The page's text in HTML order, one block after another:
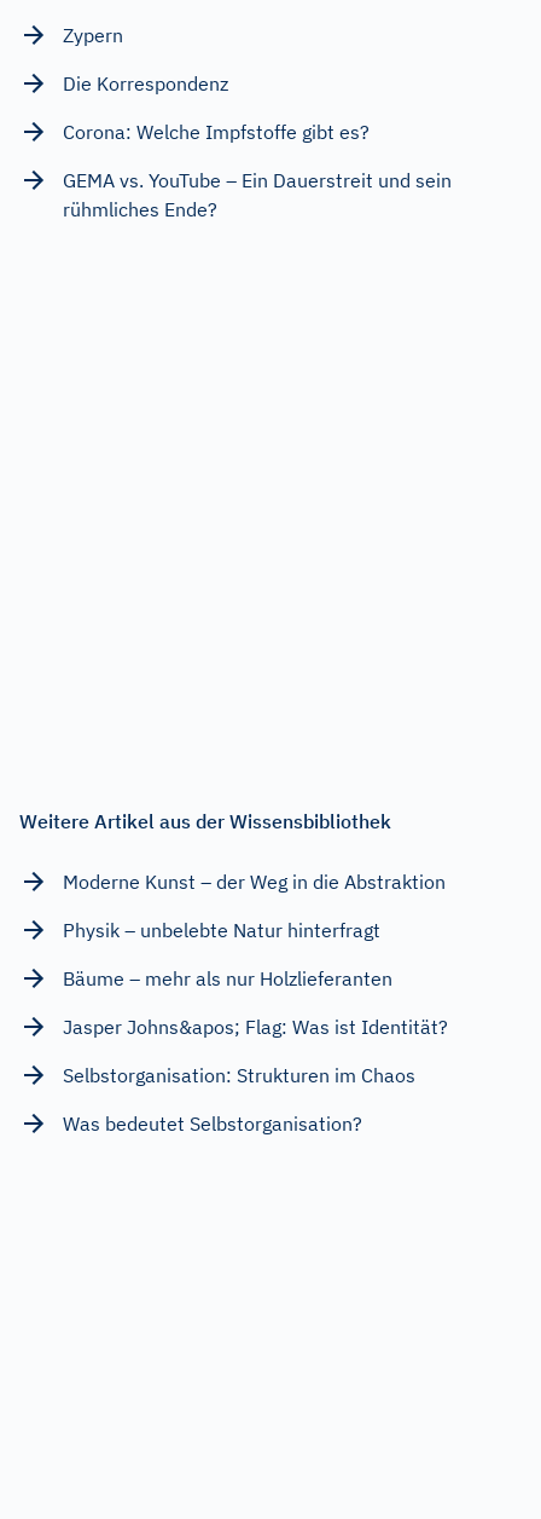
Zypern
Die Korrespondenz
Corona: Welche Impfstoffe gibt es?
GEMA vs. YouTube – Ein Dauerstreit und sein
rühmliches Ende?
Weitere Artikel aus der Wissensbibliothek
Moderne Kunst – der Weg in die Abstraktion
Physik – unbelebte Natur hinterfragt
Bäume – mehr als nur Holzlieferanten
Jasper Johns&apos; Flag: Was ist Identität?
Selbstorganisation: Strukturen im Chaos
Was bedeutet Selbstorganisation?